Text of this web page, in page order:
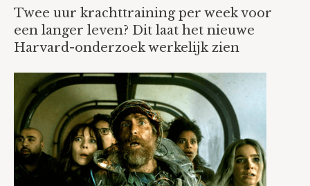
Twee uur krachttraining per week voor
een langer leven? Dit laat het nieuwe
Harvard-onderzoek werkelijk zien